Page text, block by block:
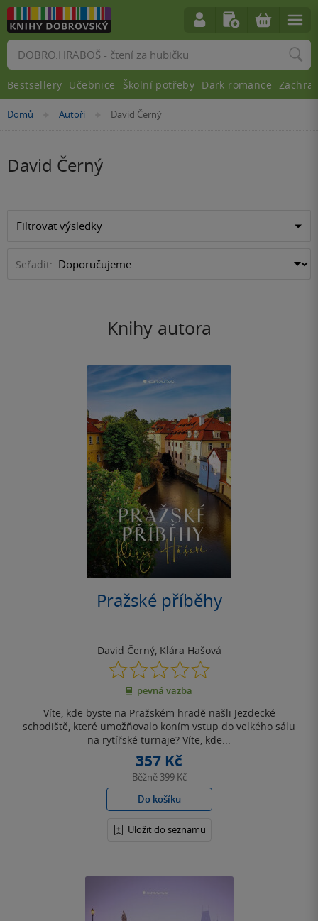
Nacházíte
Domů »Autoři »
David Černý
David Černý
Filtrovat výsledky
Seřadit:
Knihy autora
Pražské příběhy
David Černý, Klára Hašová
0.0
z
5
pevná vazba
Víte, kde byste na Pražském hradě našli Jezdecké
schodiště, které umožňovalo koním vstup do velkého sálu
na rytířské turnaje? Víte, kde...
357 Kč
Běžně 399 Kč
Do košíku
Uložit do seznamu
Vyhledávání
Bestsellery Učebnice Školní potřeby Dark romance